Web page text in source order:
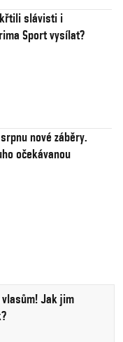
slávisti i
Sport vysílat?
nové záběry.
očekávanou
vlasům! Jak jim